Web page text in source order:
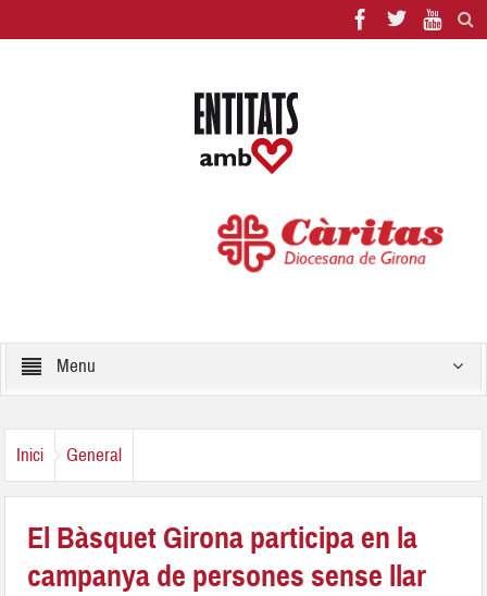
Menu
Inici General
El Bàsquet Girona participa en la
campanya de persones sense llar